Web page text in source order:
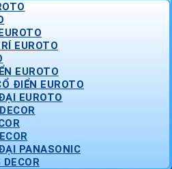
EUROTO
EUROTO
ĐIỂN EUROTO
EUROTO
PANASONIC